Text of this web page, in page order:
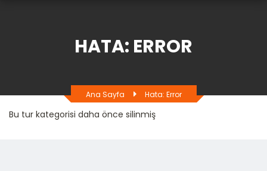
HATA: ERROR
Ana Sayfa Hata: Error
Bu tur kategorisi daha önce silinmiş